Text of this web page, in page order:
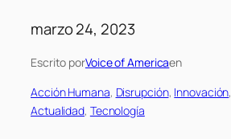
marzo 24, 2023
Escrito porVoice of Americaen
Acción Humana, Disrupción, Innovación,
Actualidad, Tecnología